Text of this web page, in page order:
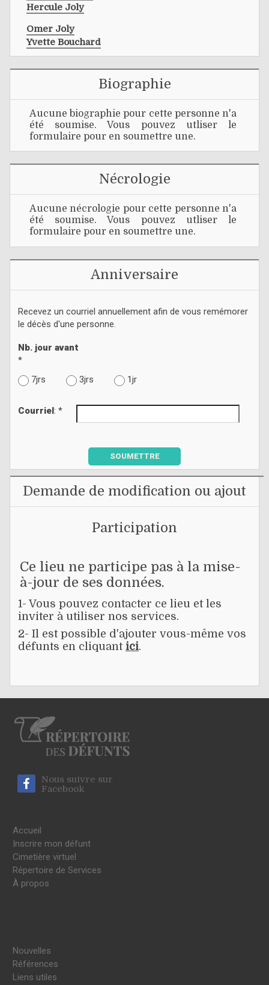
Hercule Joly
Omer Joly
Yvette Bouchard
Biographie
Aucune biographie pour cette personne n'a
été soumise. Vous pouvez utliser le
formulaire pour en soumettre une.
Nécrologie
Aucune nécrologie pour cette personne n'a
été soumise. Vous pouvez utliser le
formulaire pour en soumettre une.
Anniversaire
Recevez un courriel annuellement afin de vous remémorer
le décès d'une personne.
Nb. jour avant
*
7jrs
3jrs 1jr
Courriel : *
SOUMETTRE
Demande de modification ou ajout
Participation
Ce lieu ne participe pas à la mise-
à-jour de ses données.
1- Vous pouvez contacter ce lieu et les
inviter à utiliser nos services.
2- Il est possible d'ajouter vous-même vos
défunts en cliquant ici.
Nous suivre sur
Facebook
Accueil
Inscrire mon défunt
Cimetière virtuel
Répertoire de Services
À propos
Nouvelles
Références
Liens utiles